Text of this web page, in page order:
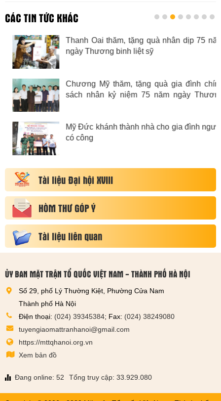
CÁC TIN TỨC KHÁC
Thanh Oai thăm, tặng quà nhân dịp 75 năm
ngày Thương binh liệt sỹ
Chương Mỹ thăm, tặng quà gia đình chính
sách nhân kỷ niệm 75 năm ngày Thương
binh Liệt sỹ
Mỹ Đức khánh thành nhà cho gia đình người
có công
Tài liệu Đại hội XVIII
HÒM THƯ GÓP Ý
Tài liệu liên quan
ỦY BAN MẶT TRẬN TỔ QUỐC VIỆT NAM - THÀNH PHỐ HÀ NỘI
Số 29, phố Lý Thường Kiệt, Phường Cửa Nam
Thành phố Hà Nội
Điện thoại: (024) 39345384; Fax: (024) 38249080
tuyengiaomattranhanoi@gmail.com
https://mttqhanoi.org.vn
Xem bản đồ
Đang online: 52 Tổng truy cập: 33.929.080